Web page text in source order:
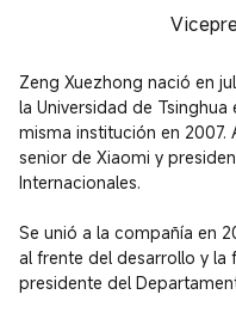
Zeng Xuezhong nació en
la Universidad de
misma institución en 2007.
senior de Xiaomi y
Internacionales.
Se unió a la compañía en
al frente del desarrollo y
presidente del